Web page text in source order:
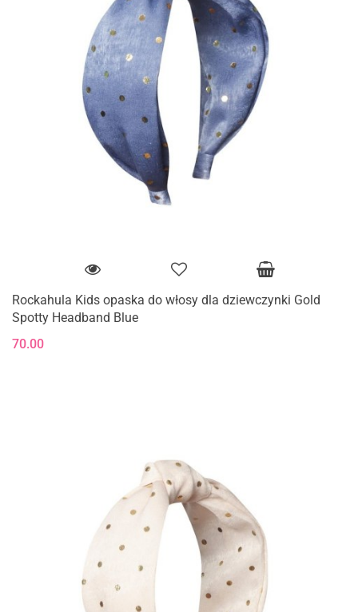
Rockahula Kids opaska do włosy dla dziewczynki Gold
Spotty Headband Blue
70.00